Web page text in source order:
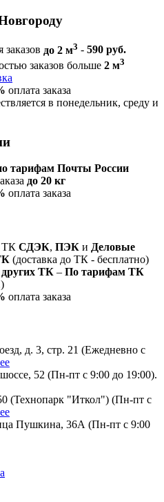
заказов до 2 м3 - 590 руб.
заказов больше 2 м3
оплата заказа
в понедельник, среду и
тарифам Почты России
до 20 кг
оплата заказа
ТК СДЭК, ПЭК и Деловые
(доставка до ТК - бесплатно)
других ТК – По тарифам ТК
оплата заказа
д. 3, стр. 21 (Ежедневно с
52 (Пн-пт с 9:00 до 19:00).
(​Технопарк "Иткол") (Пн-пт с
Пушкина, 36А (Пн-пт с 9:00